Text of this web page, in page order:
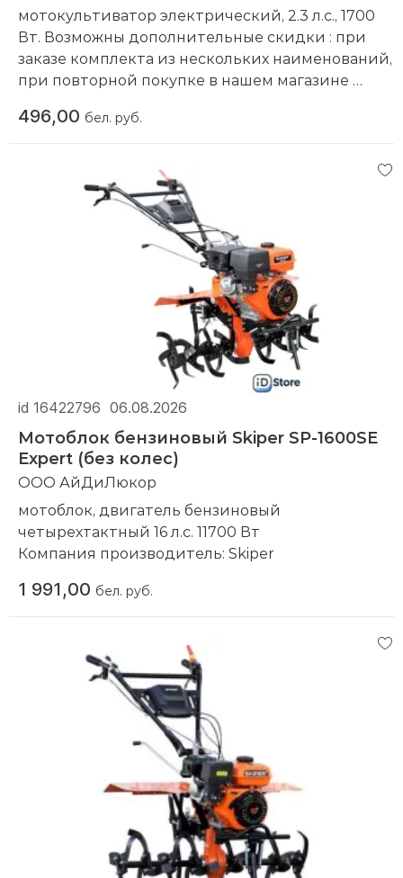
мотокультиватор электрический, 2.3 л.с., 1700
Вт. Возможны дополнительные скидки : при
заказе комплекта из нескольких наименований,
при повторной покупке в нашем магазине
496,00 бел. руб.
id 16422796 06.08.2026
Мотоблок бензиновый Skiper SP-1600SE
Expert (без колес)
ООО АйДиЛюкор
мотоблок, двигатель бензиновый
четырехтактный 16 л.с. 11700 Вт
Компания производитель: Skiper
1 991,00 бел. руб.